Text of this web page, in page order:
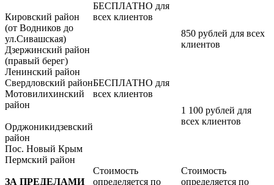
Кировский район
(от Водников до
ул.Сивашская)
Дзержинский район
(правый берег)
Ленинский район
Свердловский район
Мотовилихинский
район
Орджоникидзевский
район
Пос. Новый Крым
Пермский район
БЕСПЛАТНО для
всех клиентов
БЕСПЛАТНО для
всех клиентов
850 рублей для всех
клиентов
1 100 рублей для
всех клиентов
ЗА ПРЕДЕЛАМИ
Стоимость
определяется по
Стоимость
определяется по